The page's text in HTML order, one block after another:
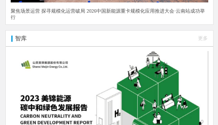
聚焦场景运营 探寻规模化运营破局 2026中国新能源重卡规模化应用推进大会·云南站成功举
行
智库 更多